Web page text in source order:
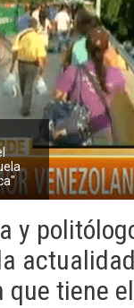
y
que tiene